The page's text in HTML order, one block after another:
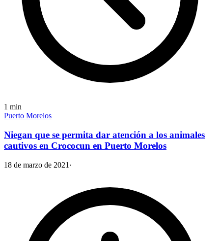
1 min
Puerto Morelos
Niegan que se permita dar atención a los animales
cautivos en Crococun en Puerto Morelos
18 de marzo de 2021 ·